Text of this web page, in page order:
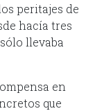
peritajes de
hacía tres
llevaba
en
que